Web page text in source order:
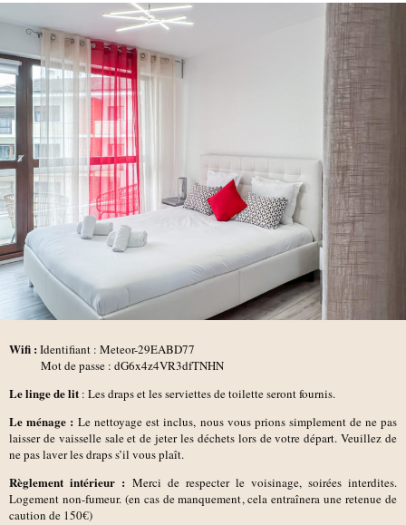
Wifi : Identifiant : Meteor-29EABD77
Mot de passe : dG6x4z4VR3dfTNHN
Le linge de lit : Les draps et les serviettes de toilette seront fournis.
Le ménage : Le nettoyage est inclus, nous vous prions simplement de ne pas
laisser de vaisselle sale et de jeter les déchets lors de votre départ. Veuillez de
ne pas laver les draps s’il vous plaît.
Règlement intérieur : Merci de respecter le voisinage, soirées interdites.
Logement non-fumeur. (en cas de manquement, cela entraînera une retenue de
caution de 150€)